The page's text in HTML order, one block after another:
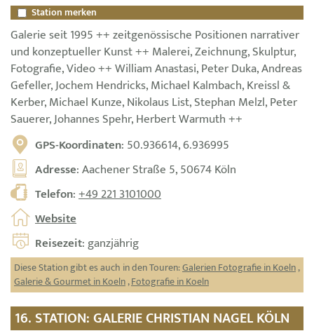
Station merken
Galerie seit 1995 ++ zeitgenössische Positionen narrativer
und konzeptueller Kunst ++ Malerei, Zeichnung, Skulptur,
Fotografie, Video ++ William Anastasi, Peter Duka, Andreas
Gefeller, Jochem Hendricks, Michael Kalmbach, Kreissl &
Kerber, Michael Kunze, Nikolaus List, Stephan Melzl, Peter
Sauerer, Johannes Spehr, Herbert Warmuth ++
GPS-Koordinaten: 50.936614, 6.936995
Adresse: Aachener Straße 5, 50674 Köln
Telefon:+49 221 3101000
Website
Reisezeit: ganzjährig
Diese Station gibt es auch in den Touren:Galerien Fotografie in Koeln,
Galerie & Gourmet in Koeln,Fotografie in Koeln
16. STATION: GALERIE CHRISTIAN NAGEL KÖLN